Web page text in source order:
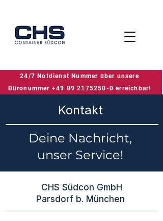
Büronummer +49 89 2175250-0 erreichbar!
24/7 Notdienst Nummer über unsere
​Kontakt
Deine Nachricht,
unser Service!
CHS Südcon GmbH
Parsdorf b. München ​​